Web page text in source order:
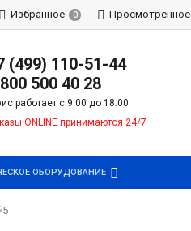
Избранное 0 Просмотренное
(499) 110-51-44
500 40 28
работает с 9:00 до 18:00
ONLINE принимаются 24/7
ОБОРУДОВАНИЕ